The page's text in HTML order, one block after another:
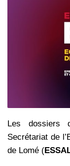
Les dossiers
Secrétariat de
de Lomé (